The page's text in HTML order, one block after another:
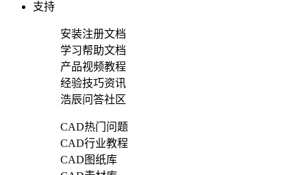
支持
安装注册文档
学习帮助文档
产品视频教程
经验技巧资讯
浩辰问答社区
CAD热门问题
CAD行业教程
CAD图纸库